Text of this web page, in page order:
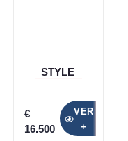
STYLE
€
16.500
VER
+